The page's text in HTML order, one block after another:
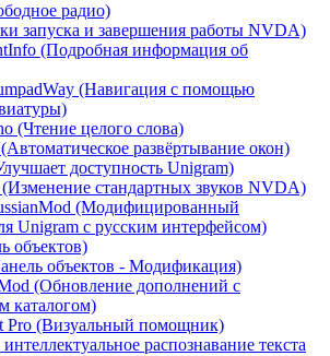
радио)
запуска и завершения работы NVDA)
(Подробная информация об
(Навигация с помощью
(Чтение целого слова)
развёртывание окон)
доступность Unigram)
(Изменение стандартных звуков NVDA)
(Модифицированный
Unigram с русским интерфейсом)
объектов)
объектов - Модификация)
(Обновление дополнений с
каталогом)
Pro (Визуальный помощник)
распознавание текста